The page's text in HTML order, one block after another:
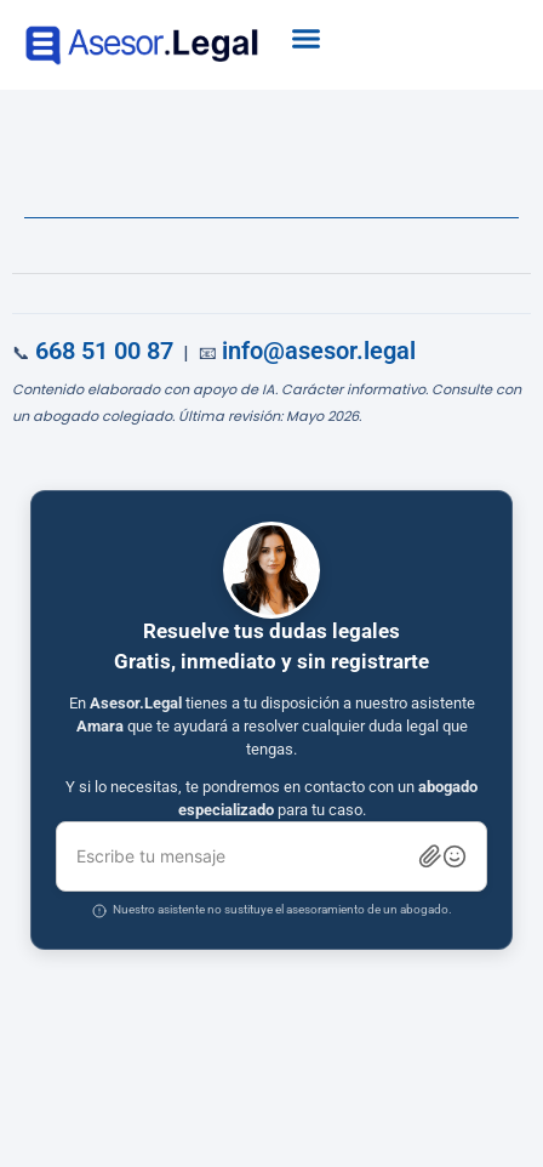
📞 668 51 00 87 | 📧 info@asesor.legal
Contenido elaborado con apoyo de IA. Carácter informativo. Consulte con
un abogado colegiado. Última revisión: Mayo 2026.
Resuelve tus dudas legales
Gratis, inmediato y sin registrarte
En Asesor.Legal tienes a tu disposición a nuestro asistente
Amaraque te ayudará a resolver cualquier duda legal que
tengas.
Y si lo necesitas, te pondremos en contacto con un abogado
especializadopara tu caso.
Escribe tu mensaje
Nuestro asistente no sustituye el asesoramiento de un abogado.